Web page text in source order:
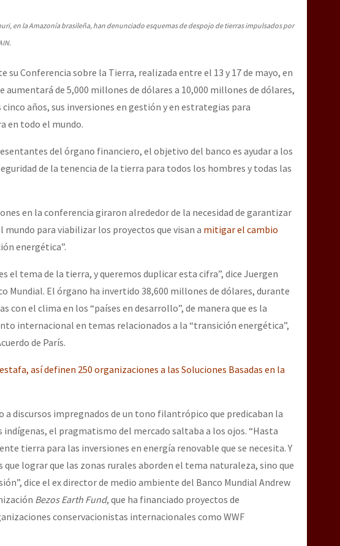
por la libertad de Jesús Plácido Galindo y el alto a la guerra contra el CIPOG-EZ
publica no Estado Espanhol
años de Resistencia y Rebeldía
en la Amazonía brasileña, han denunciado esquemas de despojo de tierras impulsados por
su Conferencia sobre la Tierra, realizada entre el 13 y 17 de mayo, en
aumentará de 5,000 millones de dólares a 10,000 millones de dólares,
años, sus inversiones en gestión y en estrategias para
en todo el mundo.
del órgano financiero, el objetivo del banco es ayudar a los
de la tenencia de la tierra para todos los hombres y todas las
en la conferencia giraron alrededor de la necesidad de garantizar
para viabilizar los proyectos que visan a mitigar el cambio
energética”.
el tema de la tierra, y queremos duplicar esta cifra”, dice Juergen
Mundial. El órgano ha invertido 38,600 millones de dólares, durante
con el clima en los “países en desarrollo”, de manera que es la
internacional en temas relacionados a la “transición energética”,
de París.
así definen 250 organizaciones a las Soluciones Basadas en la
a discursos impregnados de un tono filantrópico que predicaban la
el pragmatismo del mercado saltaba a los ojos. “Hasta
tierra para las inversiones en energía renovable que se necesita. Y
lograr que las zonas rurales aborden el tema naturaleza, sino que
dice el ex director de medio ambiente del Banco Mundial Andrew
Bezos Earth Fund, que ha financiado proyectos de
conservacionistas internacionales como WWF